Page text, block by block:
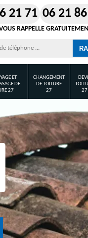
21 71 06 21
RAPPELLE
ET
DE
27
CHANGEMENT
DE TOITURE
27
27